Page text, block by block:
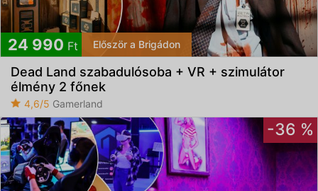
24 990 Ft Először a Brigádon
Dead Land szabadulósoba + VR + szimulátor
élmény 2 főnek
4,6/5 Gamerland
-36 %